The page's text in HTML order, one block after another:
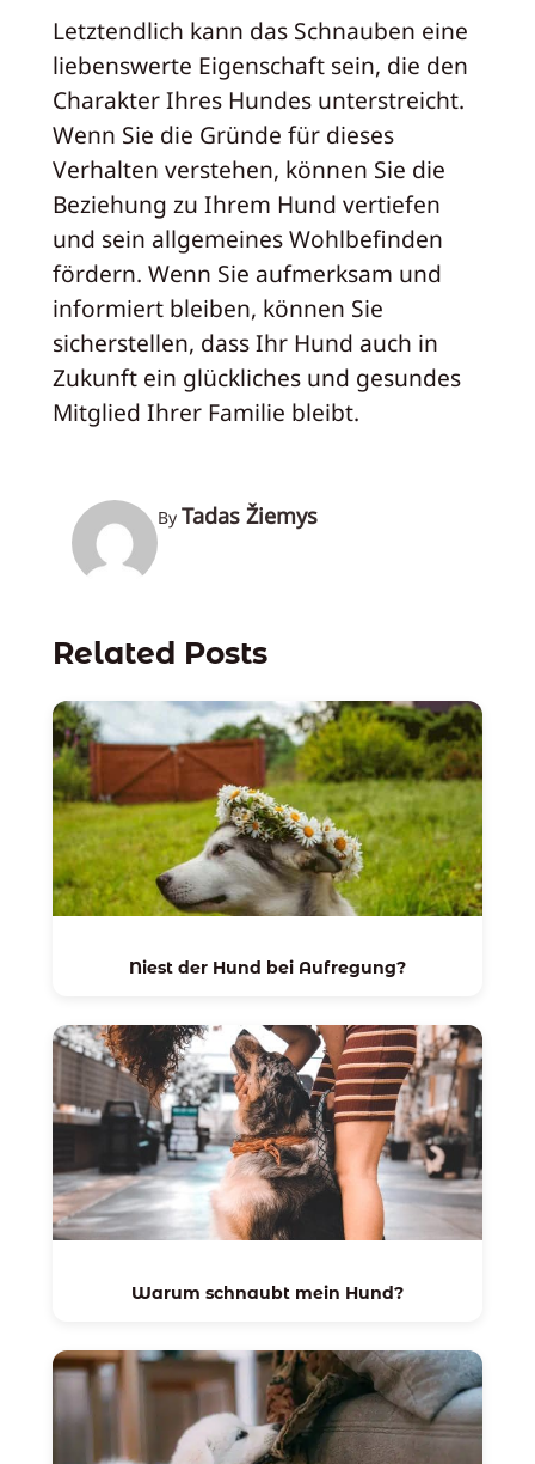
Letztendlich kann das Schnauben eine
liebenswerte Eigenschaft sein, die den
Charakter Ihres Hundes unterstreicht.
Wenn Sie die Gründe für dieses
Verhalten verstehen, können Sie die
Beziehung zu Ihrem Hund vertiefen
und sein allgemeines Wohlbefinden
fördern. Wenn Sie aufmerksam und
informiert bleiben, können Sie
sicherstellen, dass Ihr Hund auch in
Zukunft ein glückliches und gesundes
Mitglied Ihrer Familie bleibt.
By Tadas Žiemys
Related Posts
Niest der Hund bei Aufregung?
Warum schnaubt mein Hund?